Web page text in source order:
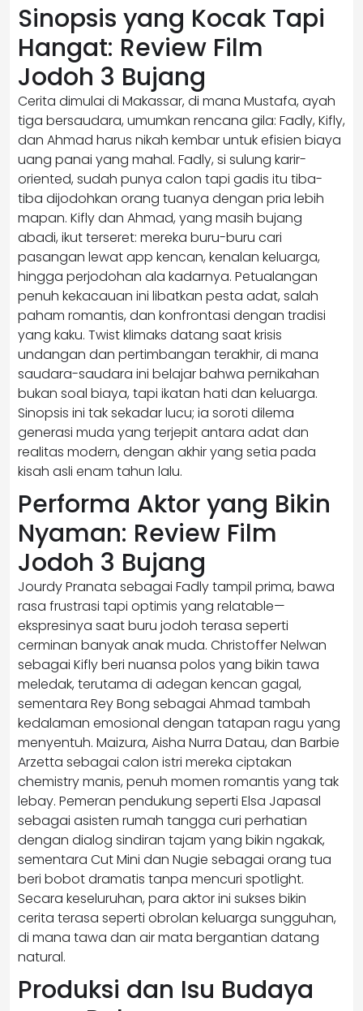
Sinopsis yang Kocak Tapi
Hangat: Review Film
Jodoh 3 Bujang
Cerita dimulai di Makassar, di mana Mustafa, ayah
tiga bersaudara, umumkan rencana gila: Fadly, Kifly,
dan Ahmad harus nikah kembar untuk efisien biaya
uang panai yang mahal. Fadly, si sulung karir-
oriented, sudah punya calon tapi gadis itu tiba-
tiba dijodohkan orang tuanya dengan pria lebih
mapan. Kifly dan Ahmad, yang masih bujang
abadi, ikut terseret: mereka buru-buru cari
pasangan lewat app kencan, kenalan keluarga,
hingga perjodohan ala kadarnya. Petualangan
penuh kekacauan ini libatkan pesta adat, salah
paham romantis, dan konfrontasi dengan tradisi
yang kaku. Twist klimaks datang saat krisis
undangan dan pertimbangan terakhir, di mana
saudara-saudara ini belajar bahwa pernikahan
bukan soal biaya, tapi ikatan hati dan keluarga.
Sinopsis ini tak sekadar lucu; ia soroti dilema
generasi muda yang terjepit antara adat dan
realitas modern, dengan akhir yang setia pada
kisah asli enam tahun lalu.
Performa Aktor yang Bikin
Nyaman: Review Film
Jodoh 3 Bujang
Jourdy Pranata sebagai Fadly tampil prima, bawa
rasa frustrasi tapi optimis yang relatable—
ekspresinya saat buru jodoh terasa seperti
cerminan banyak anak muda. Christoffer Nelwan
sebagai Kifly beri nuansa polos yang bikin tawa
meledak, terutama di adegan kencan gagal,
sementara Rey Bong sebagai Ahmad tambah
kedalaman emosional dengan tatapan ragu yang
menyentuh. Maizura, Aisha Nurra Datau, dan Barbie
Arzetta sebagai calon istri mereka ciptakan
chemistry manis, penuh momen romantis yang tak
lebay. Pemeran pendukung seperti Elsa Japasal
sebagai asisten rumah tangga curi perhatian
dengan dialog sindiran tajam yang bikin ngakak,
sementara Cut Mini dan Nugie sebagai orang tua
beri bobot dramatis tanpa mencuri spotlight.
Secara keseluruhan, para aktor ini sukses bikin
cerita terasa seperti obrolan keluarga sungguhan,
di mana tawa dan air mata bergantian datang
natural.
Produksi dan Isu Budaya